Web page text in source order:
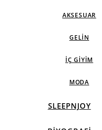
AKSESUAR
GELIN
İÇ GIYIM
MODA
SLEEPNJOY